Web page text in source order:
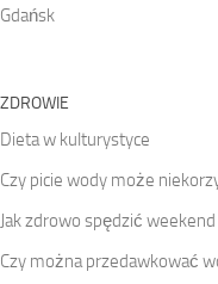
Gdańsk
ZDROWIE
Dieta w kulturystyce
Czy picie wody może
Jak zdrowo spędzić weekend
Czy można przedawkować